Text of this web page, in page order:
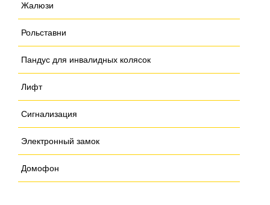
Жалюзи
Рольставни
Пандус для инвалидных колясок
Лифт
Сигнализация
Электронный замок
Домофон